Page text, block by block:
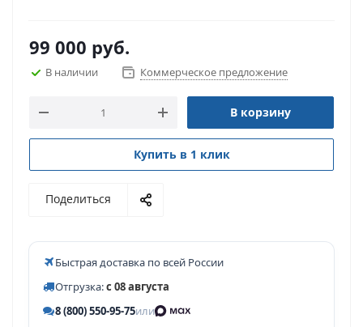
99 000 руб.
В наличии Коммерческое предложение
В корзину
Купить в 1 клик
Поделиться
Быстрая доставка по всей России
Отгрузка:с 08 августа
8 (800) 550-95-75или